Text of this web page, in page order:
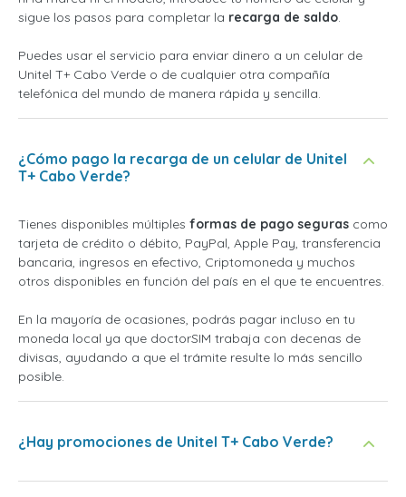
sigue los pasos para completar la recarga de saldo.
Puedes usar el servicio para enviar dinero a un celular de
Unitel T+ Cabo Verde o de cualquier otra compañía
telefónica del mundo de manera rápida y sencilla.
¿Cómo pago la recarga de un celular de Unitel
T+ Cabo Verde?
Tienes disponibles múltiples formas de pago seguras como
tarjeta de crédito o débito, PayPal, Apple Pay, transferencia
bancaria, ingresos en efectivo, Criptomoneda y muchos
otros disponibles en función del país en el que te encuentres.
En la mayoría de ocasiones, podrás pagar incluso en tu
moneda local ya que doctorSIM trabaja con decenas de
divisas, ayudando a que el trámite resulte lo más sencillo
posible.
¿Hay promociones de Unitel T+ Cabo Verde?